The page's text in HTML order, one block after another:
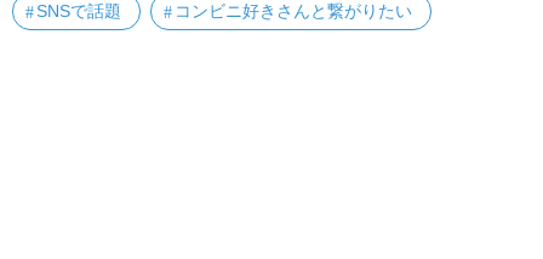
SNSで話題 コンビニ好きさんと繋がりたい